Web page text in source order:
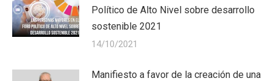
Político de Alto Nivel sobre desarrollo
sostenible 2021
14/10/2021
Manifiesto a favor de la creación de una